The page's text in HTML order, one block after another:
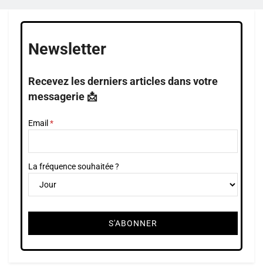
Newsletter
Recevez les derniers articles dans votre
messagerie 📩
Email
La fréquence souhaitée ?